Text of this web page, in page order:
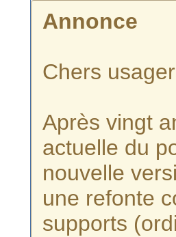
Annonce
Chers
Après vingt
actuelle du
nouvelle
une refonte
supports